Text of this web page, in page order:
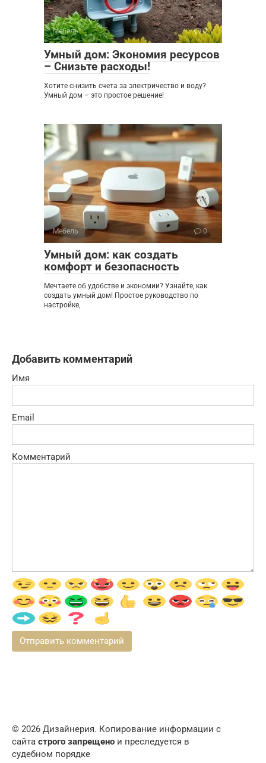
Мебель 0
Умный дом: Экономия ресурсов
– Снизьте расходы!
Хотите снизить счета за электричество и воду?
Умный дом – это простое решение!
Мебель 0
Умный дом: как создать
комфорт и безопасность
Мечтаете об удобстве и экономии? Узнайте, как
создать умный дом! Простое руководство по
настройке,
Добавить комментарий
Имя
Email
Комментарий
© 2026 Дизайнерия. Копирование информации с
сайта строго запрещено и преследуется в
судебном порядке